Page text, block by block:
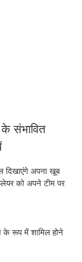
संभावित
दिखाएंगे अपना खूब
को अपने टीम पर
के रूप में शामिल होने